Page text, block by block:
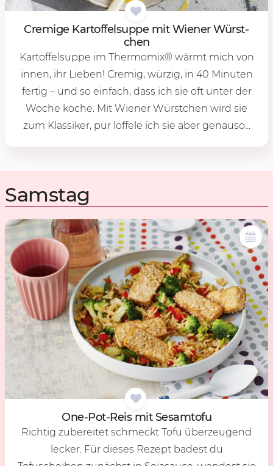
Cre­mi­ge Kar­tof­fel­sup­pe mit Wie­ner Würst­
chen
Kartoffelsuppe im Thermomix® wärmt mich von
innen, ihr Lieben! Cremig, würzig, in 40 Minuten
fertig – und so einfach, dass ich sie oft unter der
Woche koche. Mit Wiener Würstchen wird sie
zum Klassiker, pur löffele ich sie aber genauso...
Samstag
One-Pot-Reis mit Se­sam­to­fu
Richtig zubereitet schmeckt Tofu überzeugend
lecker. Für dieses Rezept badest du